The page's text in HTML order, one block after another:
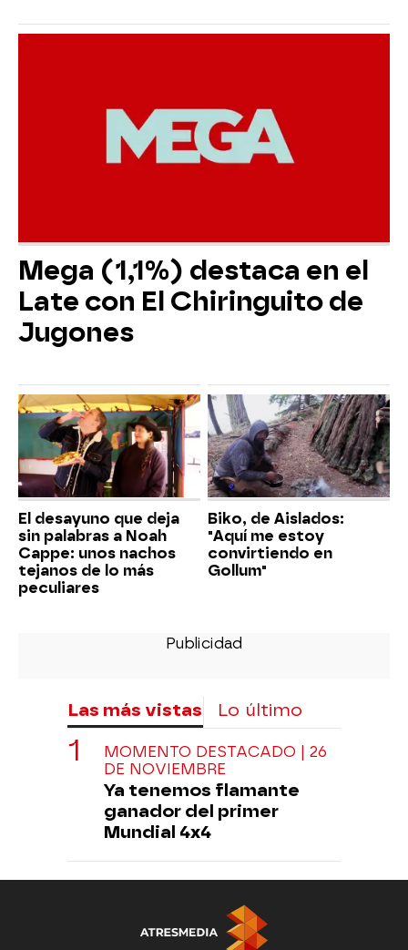
Mega (1,1%) destaca en el
Late con El Chiringuito de
Jugones
El desayuno que deja
sin palabras a Noah
Cappe: unos nachos
tejanos de lo más
peculiares
Biko, de Aislados:
"Aquí me estoy
convirtiendo en
Gollum"
Las más vistas Lo último
MOMENTO DESTACADO | 26
DE NOVIEMBRE
Ya tenemos flamante
ganador del primer
Mundial 4x4